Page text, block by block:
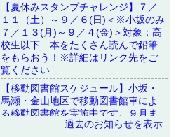
【夏休みスタンプチャレンジ】７／
１１（土）～９／６(日)＜※小坂のみ
７／１３(月)～９／４(金)＞対象：高
校生以下 本をたくさん読んで鉛筆
をもらおう！※詳細はリンク先をご
覧ください
【移動図書館スケジュール】小坂・
馬瀬・金山地区で移動図書館車によ
る移動図書館を実施中です。９月ま
での詳しいスケジュールはこちら。
過去のお知らせを表示